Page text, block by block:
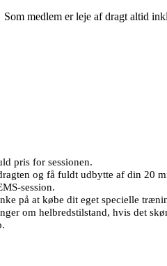
Som medlem er leje af dragt altid
pris for sessionen.
og få fuldt udbytte af din 20
session.
på at købe dit eget specielle
om helbredstilstand, hvis det